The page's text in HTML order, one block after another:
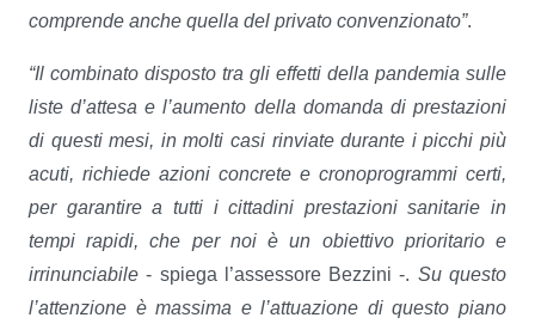
comprende anche quella del privato convenzionato”.
“Il combinato disposto tra gli effetti della pandemia sulle
liste d’attesa e l’aumento della domanda di prestazioni
di questi mesi, in molti casi rinviate durante i picchi più
acuti, richiede azioni concrete e cronoprogrammi certi,
per garantire a tutti i cittadini prestazioni sanitarie in
tempi rapidi, che per noi è un obiettivo prioritario e
irrinunciabile - spiega l’assessore Bezzini -. Su questo
l’attenzione è massima e l’attuazione di questo piano